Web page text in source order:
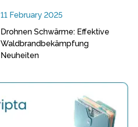
11 February 2025
Drohnen Schwärme: Effektive
Waldbrandbekämpfung
Neuheiten